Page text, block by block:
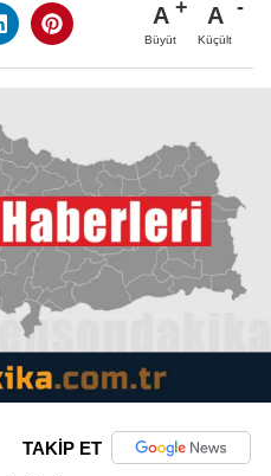
A
Büyüt
A
Küçült
TAKİP ET